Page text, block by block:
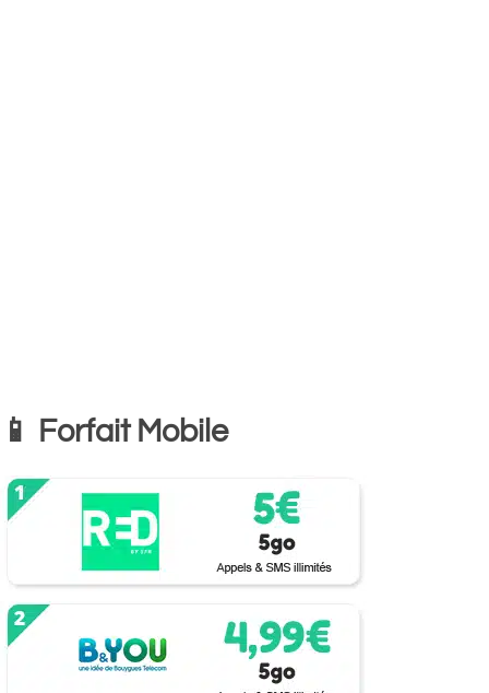
📱 Forfait Mobile